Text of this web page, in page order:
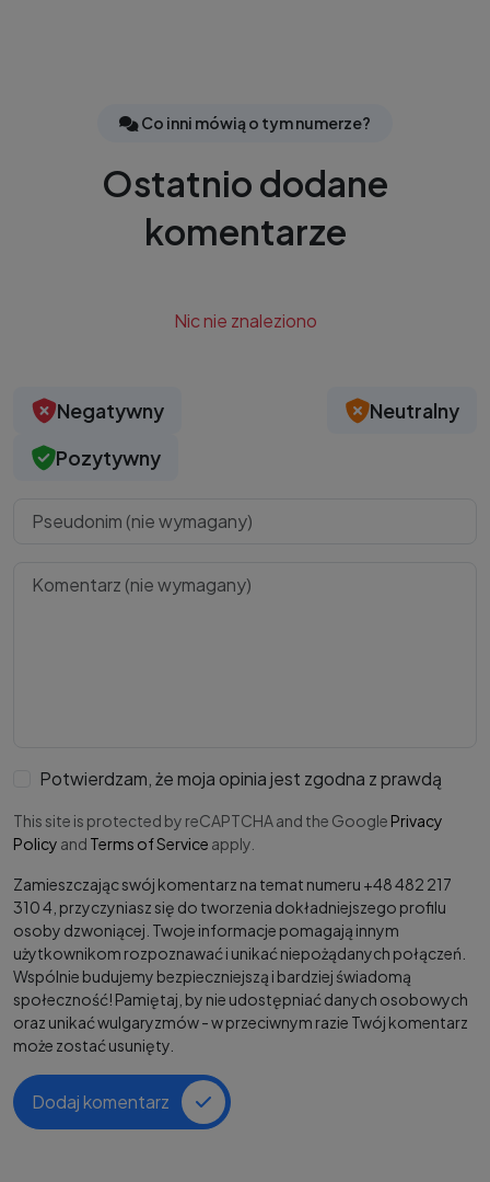
Co inni mówią o tym numerze?
Ostatnio dodane
komentarze
Nic nie znaleziono
Negatywny
Neutralny
Pozytywny
Potwierdzam, że moja opinia jest zgodna z prawdą
This site is protected by reCAPTCHA and the Google Privacy
Policy and Terms of Service apply.
Zamieszczając swój komentarz na temat numeru +48 482 217
310 4, przyczyniasz się do tworzenia dokładniejszego profilu
osoby dzwoniącej. Twoje informacje pomagają innym
użytkownikom rozpoznawać i unikać niepożądanych połączeń.
Wspólnie budujemy bezpieczniejszą i bardziej świadomą
społeczność! Pamiętaj, by nie udostępniać danych osobowych
oraz unikać wulgaryzmów - w przeciwnym razie Twój komentarz
może zostać usunięty.
Dodaj komentarz